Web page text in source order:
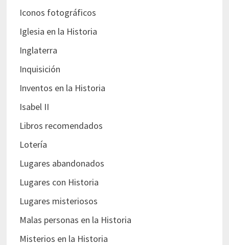
Iconos fotográficos
Iglesia en la Historia
Inglaterra
Inquisición
Inventos en la Historia
Isabel II
Libros recomendados
Lotería
Lugares abandonados
Lugares con Historia
Lugares misteriosos
Malas personas en la Historia
Misterios en la Historia